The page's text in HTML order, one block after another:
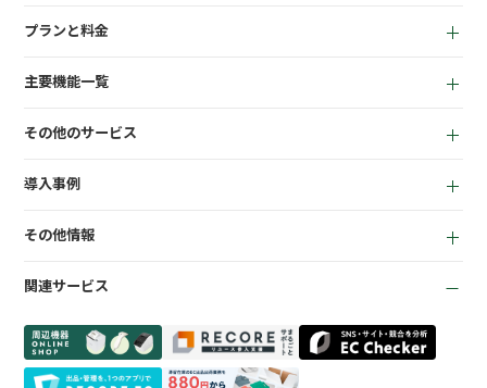
アパレル向け
プランと料金
主要機能一覧
EC機能
KPI管理機能
会計機能
その他のサービス
質機能
ささげ代行サービス
導入事例
商材専門店
買取専門店
トレーディングカード
その他情報
よくある質問
会社概要
プライバシーポリシー
関連サービス